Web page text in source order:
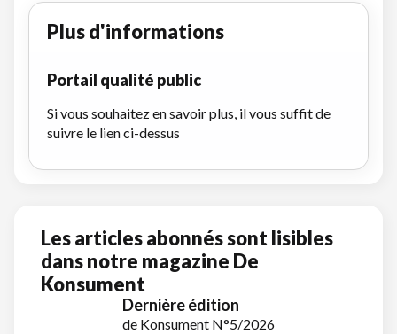
Plus d'informations
Portail qualité public
Si vous souhaitez en savoir plus, il vous suffit de
suivre le lien ci-dessus
Les articles abonnés sont lisibles
dans notre magazine De
Konsument
Dernière édition
de Konsument N°5/2026